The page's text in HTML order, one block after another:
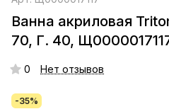
Ванна акриловая
70, Г. 40,
0 Нет отзывов
-35%